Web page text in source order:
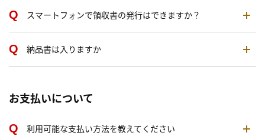
スマートフォンで領収書の発行はできますか？
納品書は入りますか
お支払いについて
利用可能な支払い方法を教えてください